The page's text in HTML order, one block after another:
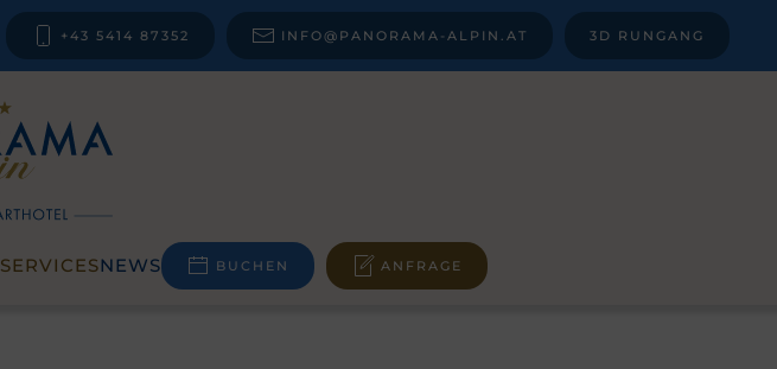
+43 5414 87352 INFO@PANORAMA-ALPIN.AT 3D RUNGANG
SERVICESNEWS BUCHEN ANFRAGE